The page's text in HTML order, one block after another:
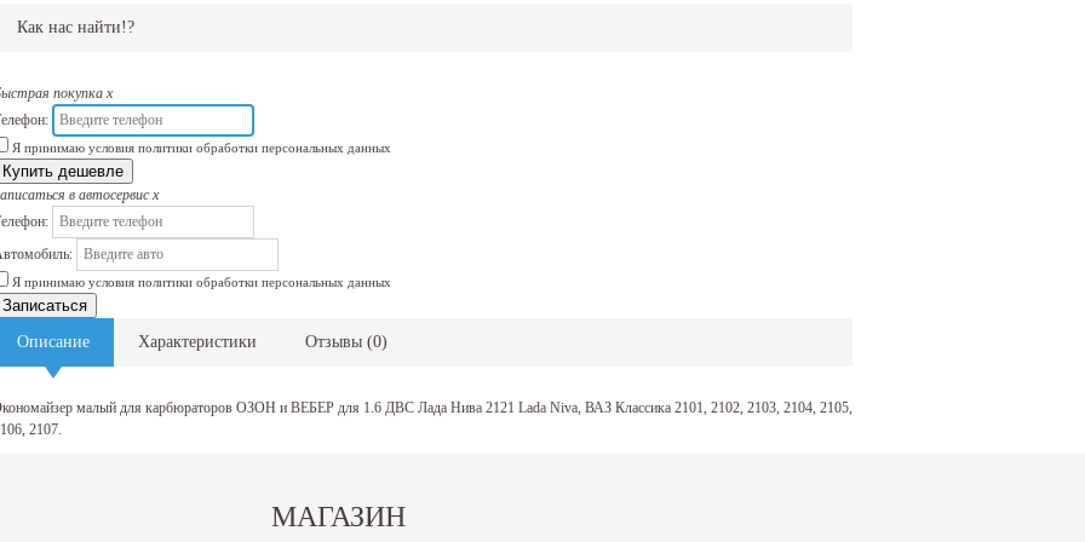
Как нас найти!?
покупка x
Я принимаю условия политики обработки персональных данных
Купить дешевле
в автосервис x
Я принимаю условия политики обработки персональных данных
Записаться
Описание
Характеристики Отзывы (0)
малый для карбюраторов ОЗОН и ВЕБЕР для 1.6 ДВС Лада Нива 2121 Lada Niva, ВАЗ Классика 2101, 2102, 2103, 2104, 2105,
2107.
МАГАЗИН